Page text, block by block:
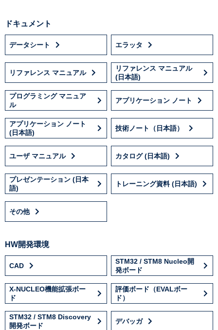
ドキュメント
データシート エラッタ
リファレンス マニュアル
リファレンス マニュアル
(日本語)
プログラミング マニュア
ル
アプリケーション ノート
アプリケーション ノート
(日本語)
技術ノート（日本語）
ユーザ マニュアル カタログ (日本語)
プレゼンテーション (日本
語)
トレーニング資料 (日本語)
その他
HW開発環境
CAD
STM32 / STM8 Nucleo開
発ボード
X-NUCLEO機能拡張ボー
ド
評価ボード（EVALボー
ド）
STM32 / STM8 Discovery
開発ボード
デバッガ